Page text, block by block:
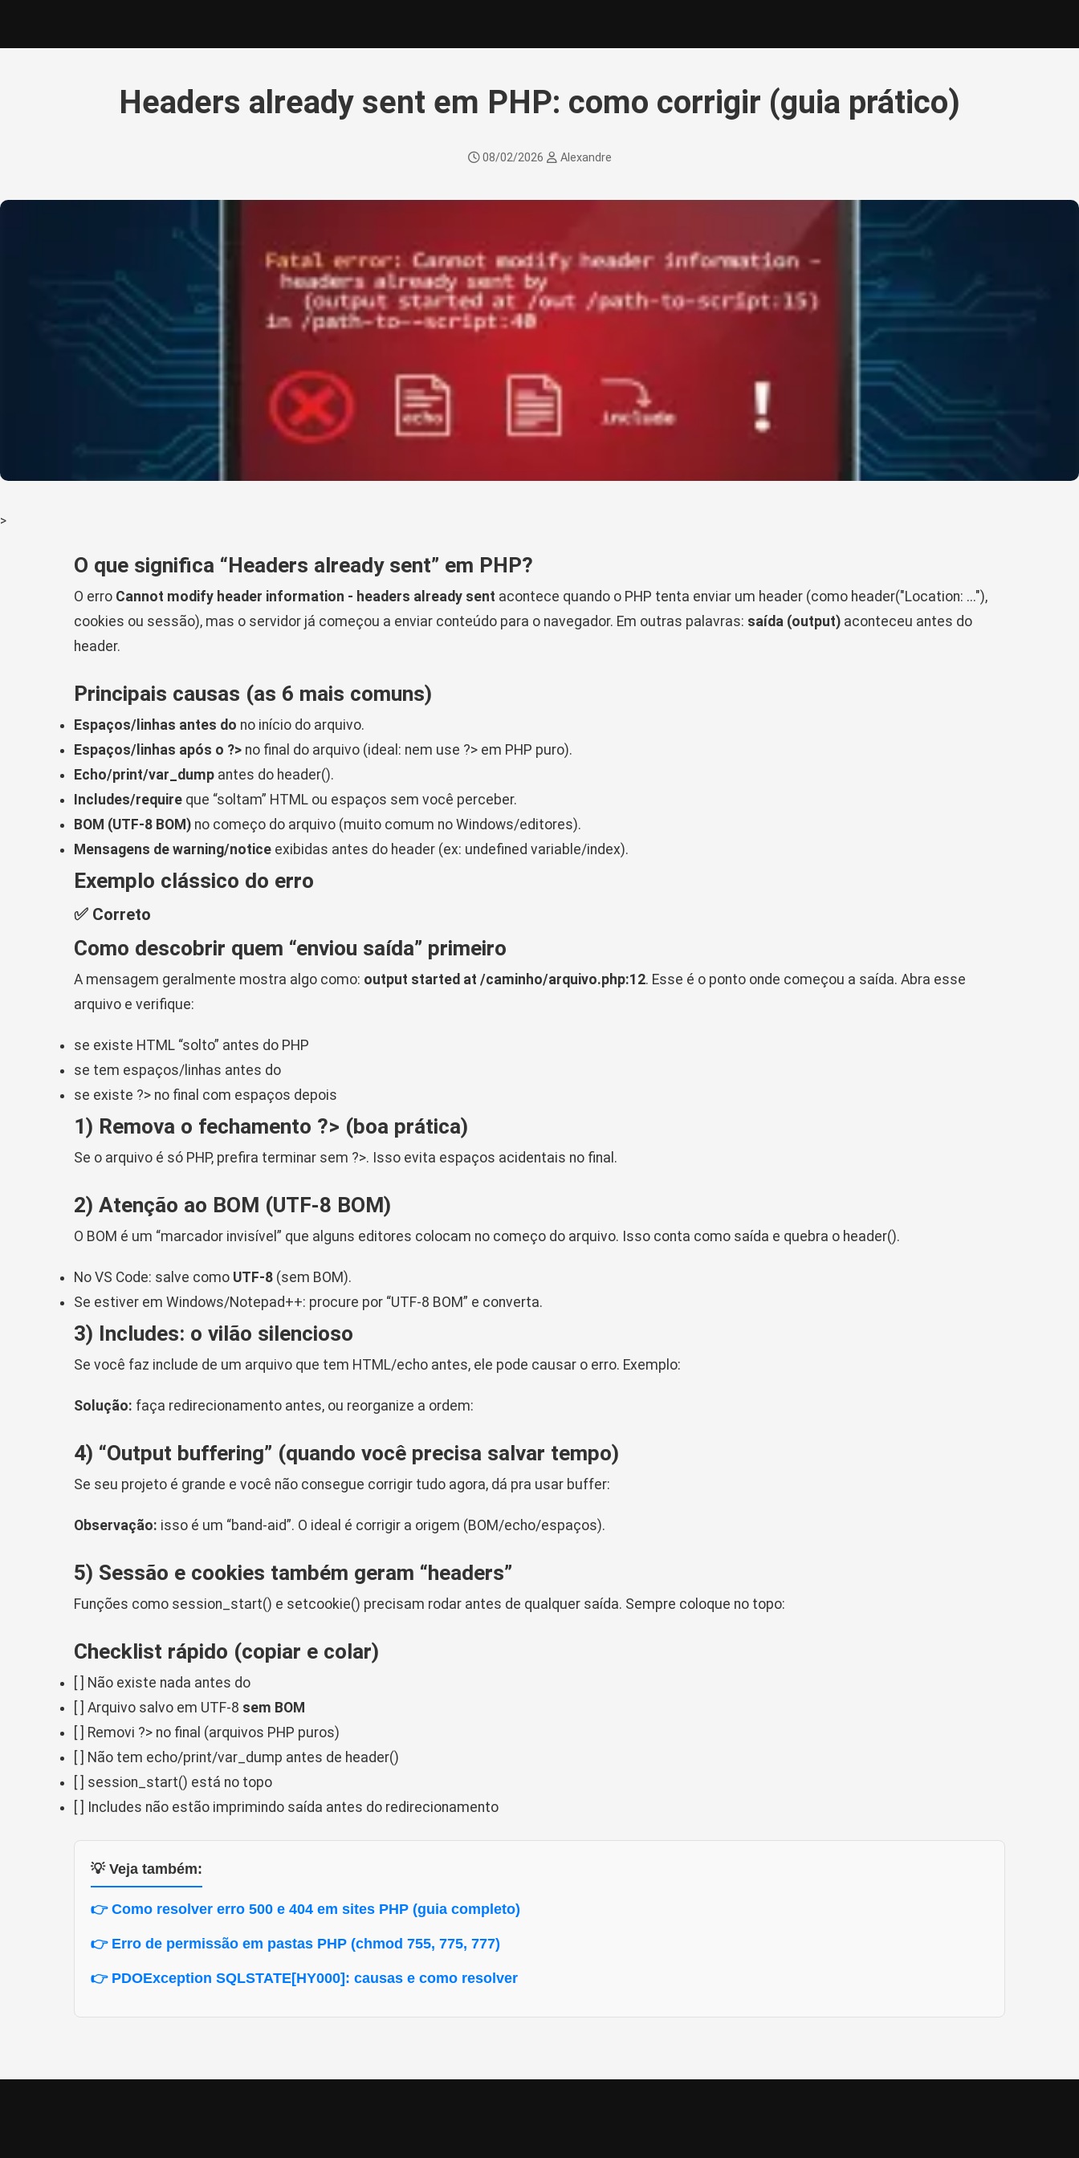
Headers already sent em PHP: como corrigir (guia prático)
08/02/2026 Alexandre
>
O que significa “Headers already sent” em PHP?
O erro Cannot modify header information - headers already sent acontece quando o PHP tenta enviar um header (como header("Location: ..."),
cookies ou sessão), mas o servidor já começou a enviar conteúdo para o navegador. Em outras palavras: saída (output) aconteceu antes do
header.
Principais causas (as 6 mais comuns)
Espaços/linhas antes do no início do arquivo.
Espaços/linhas após o ?> no final do arquivo (ideal: nem use ?> em PHP puro).
Echo/print/var_dump antes do header().
Includes/require que “soltam” HTML ou espaços sem você perceber.
BOM (UTF-8 BOM) no começo do arquivo (muito comum no Windows/editores).
Mensagens de warning/notice exibidas antes do header (ex: undefined variable/index).
Exemplo clássico do erro
✅ Correto
Como descobrir quem “enviou saída” primeiro
A mensagem geralmente mostra algo como: output started at /caminho/arquivo.php:12. Esse é o ponto onde começou a saída. Abra esse
arquivo e verifique:
se existe HTML “solto” antes do PHP
se tem espaços/linhas antes do
se existe ?> no final com espaços depois
1) Remova o fechamento ?> (boa prática)
Se o arquivo é só PHP, prefira terminar sem ?>. Isso evita espaços acidentais no final.
2) Atenção ao BOM (UTF-8 BOM)
O BOM é um “marcador invisível” que alguns editores colocam no começo do arquivo. Isso conta como saída e quebra o header().
No VS Code: salve como UTF-8 (sem BOM).
Se estiver em Windows/Notepad++: procure por “UTF-8 BOM” e converta.
3) Includes: o vilão silencioso
Se você faz include de um arquivo que tem HTML/echo antes, ele pode causar o erro. Exemplo:
Solução: faça redirecionamento antes, ou reorganize a ordem:
4) “Output buffering” (quando você precisa salvar tempo)
Se seu projeto é grande e você não consegue corrigir tudo agora, dá pra usar buffer:
Observação: isso é um “band-aid”. O ideal é corrigir a origem (BOM/echo/espaços).
5) Sessão e cookies também geram “headers”
Funções como session_start() e setcookie() precisam rodar antes de qualquer saída. Sempre coloque no topo:
Checklist rápido (copiar e colar)
[ ] Não existe nada antes do
[ ] Arquivo salvo em UTF-8 sem BOM
[ ] Removi ?> no final (arquivos PHP puros)
[ ] Não tem echo/print/var_dump antes de header()
session_start() está no topo
[ ] Includes não estão imprimindo saída antes do redirecionamento
💡 Veja também:
👉 Como resolver erro 500 e 404 em sites PHP (guia completo)
👉 Erro de permissão em pastas PHP (chmod 755, 775, 777)
👉 PDOException SQLSTATE[HY000]: causas e como resolver